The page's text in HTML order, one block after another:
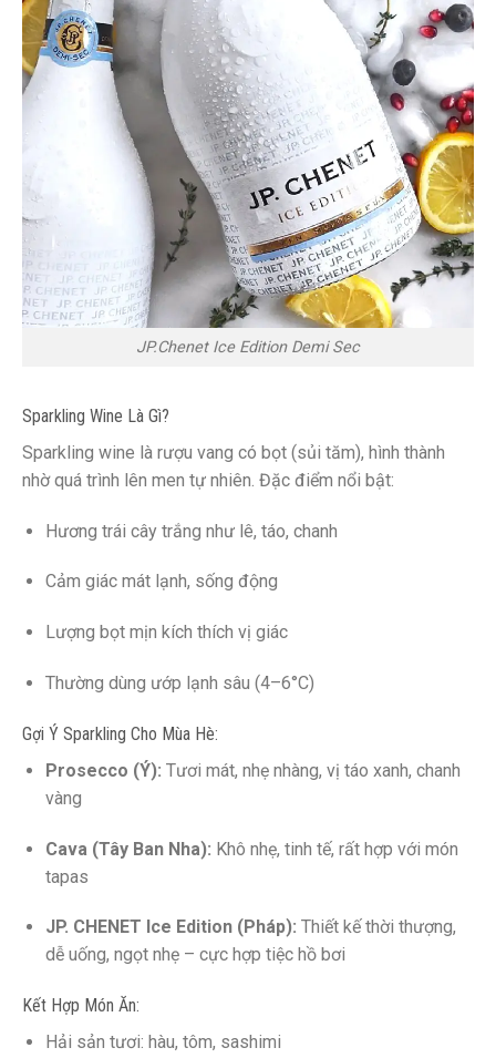
JP.Chenet Ice Edition Demi Sec
Sparkling Wine Là Gì?
Sparkling wine là rượu vang có bọt (sủi tăm), hình thành
nhờ quá trình lên men tự nhiên. Đặc điểm nổi bật:
Hương trái cây trắng như lê, táo, chanh
Cảm giác mát lạnh, sống động
Lượng bọt mịn kích thích vị giác
Thường dùng ướp lạnh sâu (4–6°C)
Gợi Ý Sparkling Cho Mùa Hè:
Prosecco (Ý): Tươi mát, nhẹ nhàng, vị táo xanh, chanh
vàng
Cava (Tây Ban Nha): Khô nhẹ, tinh tế, rất hợp với món
tapas
JP. CHENET Ice Edition (Pháp): Thiết kế thời thượng,
dễ uống, ngọt nhẹ – cực hợp tiệc hồ bơi
Kết Hợp Món Ăn:
Hải sản tươi: hàu, tôm, sashimi